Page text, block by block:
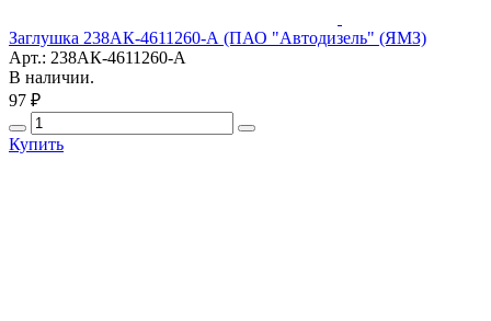
Заглушка 238АК-4611260-А (ПАО "Автодизель" (ЯМЗ)
Арт.: 238АК-4611260-А
В наличии.
97 ₽
Купить